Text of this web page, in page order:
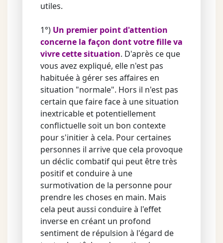
utiles.
1°) Un premier point d'attention
concerne la façon dont votre fille va
vivre cette situation. D'après ce que
vous avez expliqué, elle n'est pas
habituée à gérer ses affaires en
situation "normale". Hors il n'est pas
certain que faire face à une situation
inextricable et potentiellement
conflictuelle soit un bon contexte
pour s'initier à cela. Pour certaines
personnes il arrive que cela provoque
un déclic combatif qui peut être très
positif et conduire à une
surmotivation de la personne pour
prendre les choses en main. Mais
cela peut aussi conduire à l'effet
inverse en créant un profond
sentiment de répulsion à l'égard de